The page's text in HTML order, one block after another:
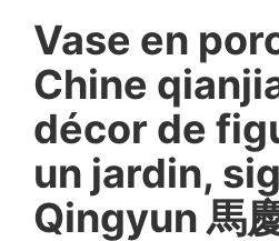
Vase en
Chine
décor de
un jardin,
Qingyun 馬